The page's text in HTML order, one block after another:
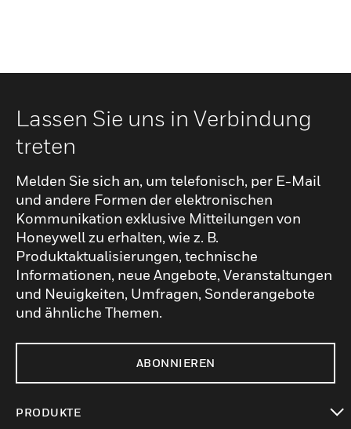
Lassen Sie uns in Verbindung
treten
Melden Sie sich an, um telefonisch, per E-Mail
und andere Formen der elektronischen
Kommunikation exklusive Mitteilungen von
Honeywell zu erhalten, wie z. B.
Produktaktualisierungen, technische
Informationen, neue Angebote, Veranstaltungen
und Neuigkeiten, Umfragen, Sonderangebote
und ähnliche Themen.
ABONNIEREN
PRODUKTE